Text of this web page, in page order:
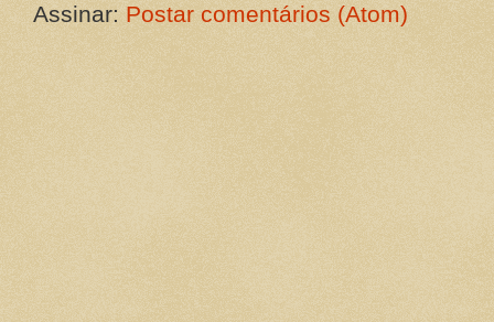
Assinar: Postar comentários (Atom)